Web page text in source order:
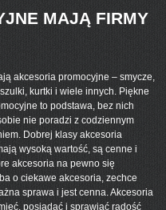
MAJĄ FIRMY
akcesoria promocyjne – smycze,
kurtki i wiele innych. Piękne
to podstawa, bez nich
nie poradzi z codziennym
Dobrej klasy akcesoria
wysoką wartość, są cenne i
akcesoria na pewno się
o ciekawe akcesoria, zechce
sprawa i jest cenna. Akcesoria
posiadać i sprawiać radość